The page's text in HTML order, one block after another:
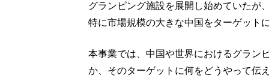
グランピング施設を展開し始めていたが
特に市場規模の大きな中国をターゲット
本事業では、中国や世界におけるグラン
か、そのターゲットに何をどうやって伝